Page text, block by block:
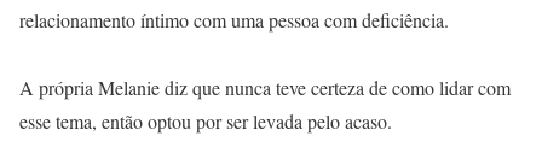
relacionamento íntimo com uma pessoa com deficiência.
A própria Melanie diz que nunca teve certeza de como lidar com
esse tema, então optou por ser levada pelo acaso.